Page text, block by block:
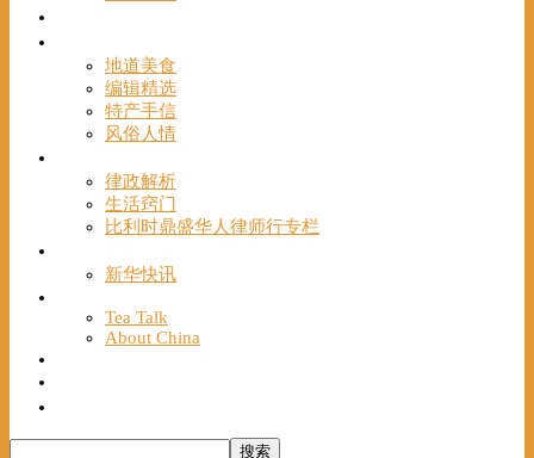
地道美食
编辑精选
特产手信
风俗人情
律政解析
生活窍门
比利时鼎盛华人律师行专栏
新华快讯
Tea Talk
About China